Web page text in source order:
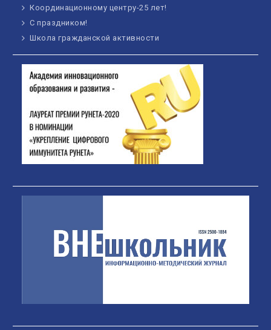
Координационному центру-25 лет!
С праздником!
Школа гражданской активности